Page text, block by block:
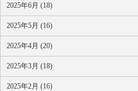
2025年6月 (18)
2025年5月 (16)
2025年4月 (20)
2025年3月 (18)
2025年2月 (16)